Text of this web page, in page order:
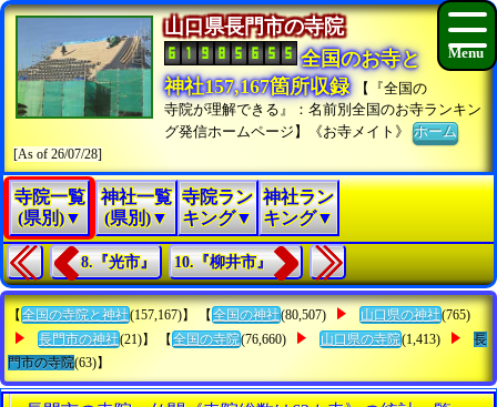
山口県長門市の寺院
全国のお寺と
神社157,167箇所収録
【『全国の
寺院が理解できる』：名前別全国のお寺ランキン
グ発信ホームページ】《お寺メイト》ホーム
[As of 26/07/28]
寺院一覧
(県別)▼
神社一覧
(県別)▼
寺院ラン
キング▼
神社ラン
キング▼
8.『光市』 10.『柳井市』
【 全国の寺院と神社(157,167)】 【 全国の神社(80,507) 山口県の神社(765)
長門市の神社(21)】 【 全国の寺院(76,660) 山口県の寺院(1,413)
長
門市の寺院(63)】